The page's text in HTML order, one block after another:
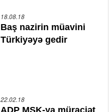
18.08.18
Baş nazirin müavini
Türkiyəyə gedir
22.02.18
ADP MSK-ya müraciət